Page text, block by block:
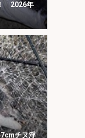
2026年
チヌ浮